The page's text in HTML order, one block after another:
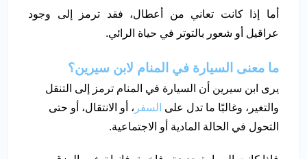
أما إذا كانت تعاني من أعطال، فقد ترمز إلى وجود
عراقيل أو شعور بالتوتر في حياة الرائي.
ما معنى السيارة في المنام لابن سيرين؟
يرى ابن سيرين أن السيارة في المنام ترمز إلى التنقل
والتغير، وغالبًا ما تدل على السفر ، أو الانتقال، أو حتى
التحول في الحالة المادية أو الاجتماعية.